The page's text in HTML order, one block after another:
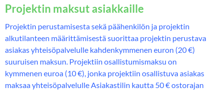
Projektin maksut asiakkaille
Projektin perustamisesta sekä päähenkilön ja projektin
alkutilanteen määrittämisestä suorittaa projektin perustava
asiakas yhteisöpalvelulle kahdenkymmenen euron (20 €)
suuruisen maksun. Projektiin osallistumismaksu on
kymmenen euroa (10 €), jonka projektiin osallistuva asiakas
maksaa yhteisöpalvelulle Asiakastilin kautta 50 € ostorajan